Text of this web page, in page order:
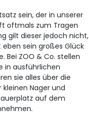
sein, der in unserer
oftmals zum Tragen
gilt dieser jedoch nicht,
sein großes Glück
Bei ZOO & Co. stellen
in ausführlichen
sie alles über die
Nager und
auf dem